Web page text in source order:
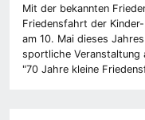
Mit der bekannten
Friedensfahrt der
am 10. Mai dieses
sportliche Veranstaltung
"70 Jahre kleine